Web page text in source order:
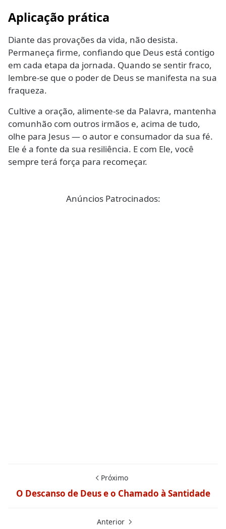
Aplicação prática
Diante das provações da vida, não desista.
Permaneça firme, confiando que Deus está contigo
em cada etapa da jornada. Quando se sentir fraco,
lembre-se que o poder de Deus se manifesta na sua
fraqueza.
Cultive a oração, alimente-se da Palavra, mantenha
comunhão com outros irmãos e, acima de tudo,
olhe para Jesus — o autor e consumador da sua fé.
Ele é a fonte da sua resiliência. E com Ele, você
sempre terá força para recomeçar.
Anúncios Patrocinados:
Próximo
O Descanso de Deus e o Chamado à Santidade
Anterior